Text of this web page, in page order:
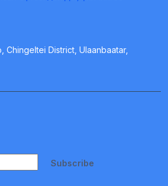
District, Ulaanbaatar,
Subscribe